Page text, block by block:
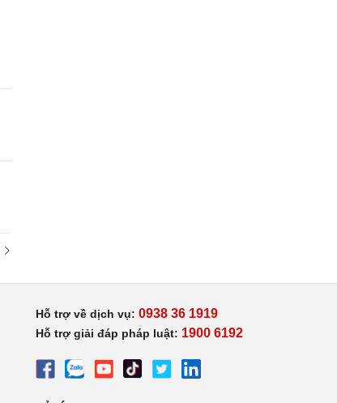
Hỗ trợ về dịch vụ: 0938 36 1919
Hỗ trợ giải đáp pháp luật: 1900 6192